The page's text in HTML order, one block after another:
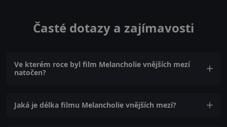
Časté dotazy a zajímavosti
Ve kterém roce byl film Melancholie vnějších mezí
natočen?
Jaká je délka filmu Melancholie vnějších mezí?